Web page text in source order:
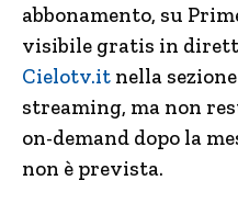
abbonamento, su
visibile gratis in
Cielotv.it nella
streaming, ma non
on-demand dopo la
non è prevista.